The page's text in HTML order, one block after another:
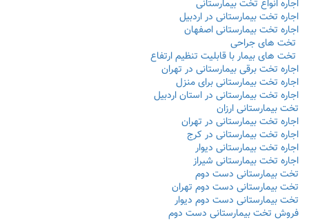
اجاره انواع تخت بیمارستانی
اجاره تخت بیمارستانی در اردبیل
اجاره تخت بیمارستانی اصفهان
تخت های جراحی
تخت های بیمار با قابلیت تنظیم ارتفاع
اجاره تخت برقی بیمارستانی در تهران
اجاره تخت بیمارستانی برای منزل
اجاره تخت بیمارستانی در استان اردبیل
تخت بیمارستانی ارزان
اجاره تخت بیمارستانی در تهران
اجاره تخت بیمارستانی در کرج
اجاره تخت بیمارستانی دیوار
اجاره تخت بیمارستانی شیراز
تخت بیمارستانی دست دوم
تخت بیمارستانی دست دوم تهران
تخت بیمارستانی دست دوم دیوار
فروش تخت بیمارستانی دست دوم